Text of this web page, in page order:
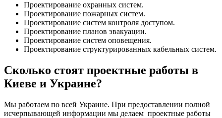
Проектирование охранных систем.
Проектирование пожарных систем.
Проектирование систем контроля доступом.
Проектирование планов эвакуации.
Проектирование систем оповещения.
Проектирование структурированных кабельных систем.
Сколько стоят проектные работы в
Киеве и Украине?
Мы работаем по всей Украине. При предоставлении полной
исчерпывающей информации мы делаем проектные работы